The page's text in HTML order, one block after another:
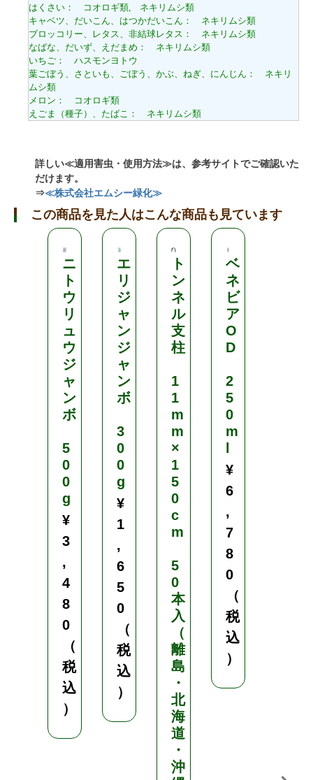
はくさい： コオロギ類, ネキリムシ類
キャベツ、だいこん、はつかだいこん： ネキリムシ類
ブロッコリー、レタス、非結球レタス： ネキリムシ類
なばな、だいず、えだまめ： ネキリムシ類
いちご： ハスモンヨトウ
葉ごぼう、さといも、ごぼう、かぶ、ねぎ、にんじん： ネキリ
ムシ類
メロン： コオロギ類
えごま（種子）、たばこ： ネキリムシ類
詳しい≪適用害虫・使用方法≫は、参考サイトでご確認いた
だけます。
⇒≪株式会社エムシー緑化≫
この商品を見た人はこんな商品も見ています
ニ
ト
ウ
リ
ュ
ウ
ジ
ャ
ン
ボ
5
0
0
g
¥
3
,
4
8
0
（
税
込
）
エ
リ
ジ
ャ
ン
ジ
ャ
ン
ボ
3
0
0
g
¥
1
,
6
5
0
（
税
込
）
ト
ン
ネ
ル
支
柱
1
1
m
m
×
1
5
0
c
m
5
0
本
入
（
離
島
・
北
海
道
・
沖
ベ
ネ
ビ
ア
O
D
2
5
0
m
¥
6
,
7
8
0
（
税
込
）